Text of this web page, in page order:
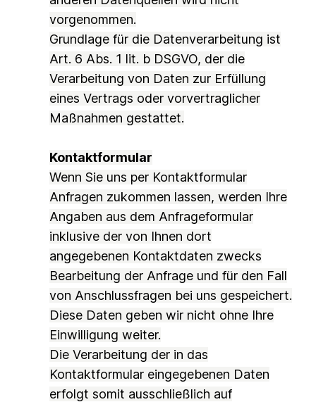
vorgenommen.
Grundlage für die Datenverarbeitung ist
Art. 6 Abs. 1 lit. b DSGVO, der die
Verarbeitung von Daten zur Erfüllung
eines Vertrags oder vorvertraglicher
Maßnahmen gestattet.
Kontaktformular
Wenn Sie uns per Kontaktformular
Anfragen zukommen lassen, werden Ihre
Angaben aus dem Anfrageformular
inklusive der von Ihnen dort
angegebenen Kontaktdaten zwecks
Bearbeitung der Anfrage und für den Fall
von Anschlussfragen bei uns gespeichert.
Diese Daten geben wir nicht ohne Ihre
Einwilligung weiter.
Die Verarbeitung der in das
Kontaktformular eingegebenen Daten
erfolgt somit ausschließlich auf